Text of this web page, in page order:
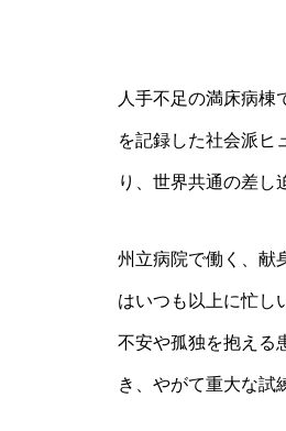
人手不足の満床病棟
を記録した社会派ヒ
り、世界共通の差し
州立病院で働く、献
はいつも以上に忙し
不安や孤独を抱える
き、やがて重大な試